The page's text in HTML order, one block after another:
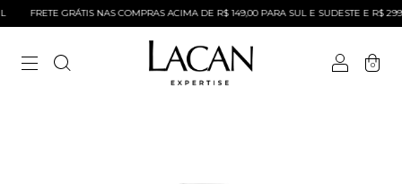
FRETE GRÁTIS NAS COMPRAS ACIMA DE R$ 149,00 PARA SUL E SUDESTE E R$ 299
0